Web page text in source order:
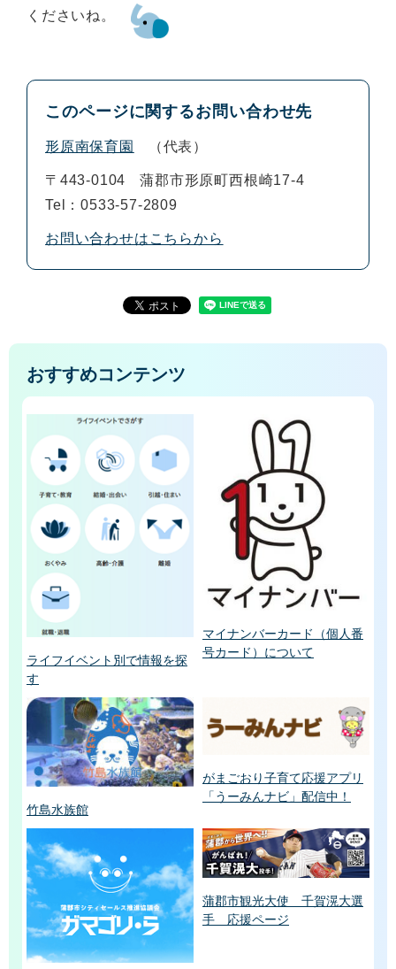
くださいね。
このページに関するお問い合わせ先
形原南保育園 代表
〒443-0104
蒲郡市形原町西根崎17-4
Tel：0533-57-2809
お問い合わせはこちらから
おすすめコンテンツ
ライフイベント別で情報を探
す
マイナンバーカード（個人番
号カード）について
竹島水族館
がまごおり子育て応援アプリ
「うーみんナビ」配信中！
蒲郡市観光大使 千賀滉大選
手 応援ページ